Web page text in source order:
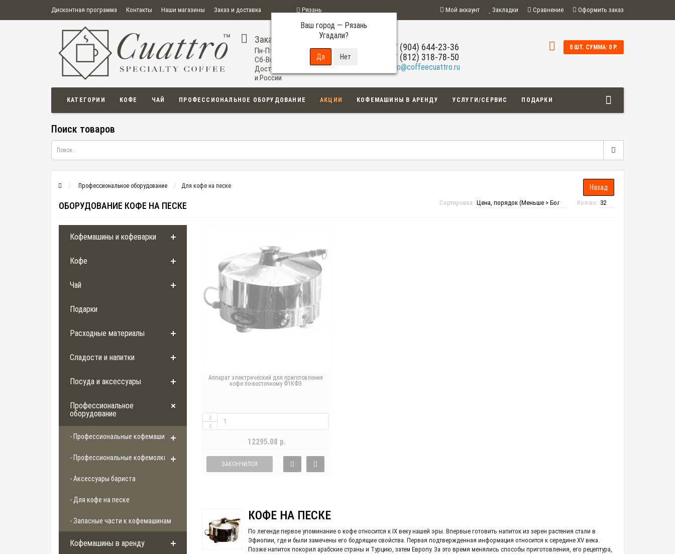
Дисконтная программа Контакты Наши магазины Заказ и доставка
О нас Оплата Правила продажи товаров
Политика конфиденциальности
Политика в отношении обработки персональных данных
Пользовательское соглашение
Рязань
Ваш город — Рязань
Угадали?
Мой аккаунт Закладки Сравнение Оформить заказ
Заказ по телефону
Пн-Пт: 09:00-20:00
Сб-Вс: 11:00-18:00
Доставка по Рязани
и России
+7 (904) 644-23-36
+7 (812) 318-78-50
info@coffeecuattro.ru
0 ШТ. СУММА: 0 Р.
КАТЕГОРИИ КОФЕ ЧАЙ ПРОФЕССИОНАЛЬНОЕ ОБОРУДОВАНИЕ АКЦИИ КОФЕМАШИНЫ В АРЕНДУ УСЛУГИ/СЕРВИС ПОДАРКИ
Поиск товаров
Профессиональное оборудование Для кофе на песке
ОБОРУДОВАНИЕ КОФЕ НА ПЕСКЕ Кол-во:
Сортировка:
Кофемашины и кофеварки
Кофе
Чай
Подарки
Расходные материалы
Сладости и напитки
Посуда и аксессуары
Профессиональное
оборудование
- Профессиональные кофемашины
- Профессиональные кофемолки
- Аксессуары бариста
- Для кофе на песке
- Запасные части к кофемашинам
Кофемашины в аренду
Аппарат электрический для приготовления
кофе по-восточному Ф1КФЭ
12295.08 р.
ЗАКОНЧИЛСЯ
КОФЕ НА ПЕСКЕ
По легенде первое упоминание о кофе относится к IX веку нашей эры. Впервые готовить напиток из зерен растения стали в
Эфиопии, где и были замечены его бодрящие свойства. Первая подтвержденная информация относится к середине XV века.
Позже напиток покорил арабские страны и Турцию, затем Европу. За это время менялись способы приготовления, его рецептура,